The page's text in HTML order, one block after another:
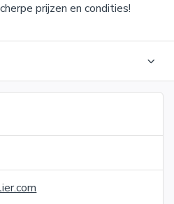
prijzen en condities!